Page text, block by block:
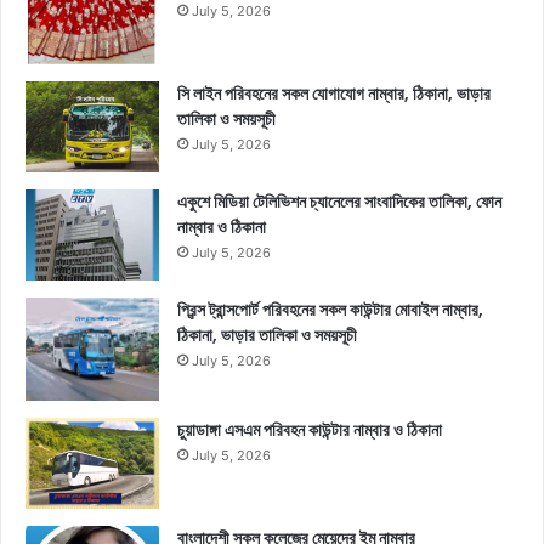
July 5, 2026
সি লাইন পরিবহনের সকল যোগাযোগ নাম্বার, ঠিকানা, ভাড়ার
তালিকা ও সময়সূচী
July 5, 2026
একুশে মিডিয়া টেলিভিশন চ্যানেলের সাংবাদিকের তালিকা, ফোন
নাম্বার ও ঠিকানা
July 5, 2026
প্রিন্স ট্রান্সপোর্ট পরিবহনের সকল কাউন্টার মোবাইল নাম্বার,
ঠিকানা, ভাড়ার তালিকা ও সময়সূচী
July 5, 2026
চুয়াডাঙ্গা এসএম পরিবহন কাউন্টার নাম্বার ও ঠিকানা
July 5, 2026
বাংলাদেশী স্কুল কলেজের মেয়েদের ইমু নাম্বার